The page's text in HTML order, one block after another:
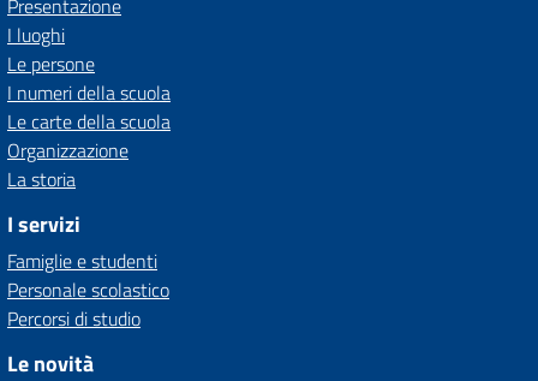
Presentazione
I luoghi
Le persone
I numeri della scuola
Le carte della scuola
Organizzazione
La storia
I servizi
Famiglie e studenti
Personale scolastico
Percorsi di studio
Le novità